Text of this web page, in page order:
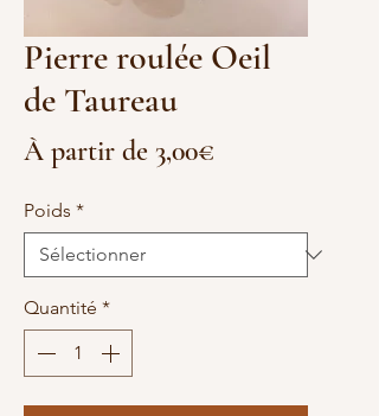
Pierre roulée Oeil
de Taureau
À partir de 3,00€
Poids *
Quantité *